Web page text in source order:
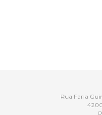
Rua Faria